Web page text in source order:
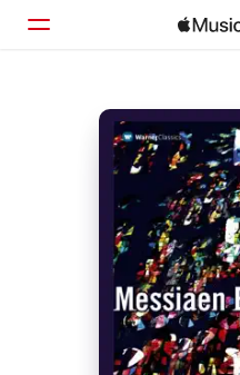
Inicio
Explorar
Buscar